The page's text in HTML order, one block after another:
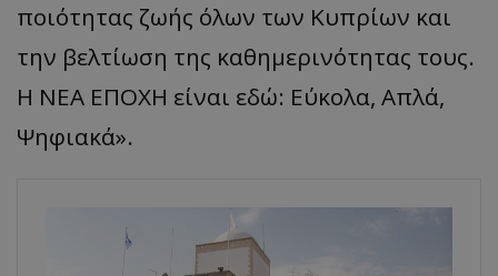
ποιότητας ζωής όλων των Κυπρίων και
την βελτίωση της καθημερινότητας τους.
Η ΝΕΑ ΕΠΟΧΗ είναι εδώ: Εύκολα, Απλά,
Ψηφιακά».